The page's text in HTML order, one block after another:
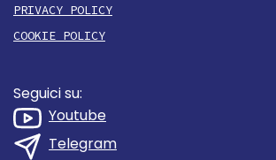
PRIVACY POLICY
COOKIE POLICY
Seguici su:
Youtube
Telegram